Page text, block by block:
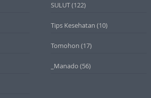
SULUT(122)
Tips Kesehatan (10)
Tomohon (17)
_Manado (56)